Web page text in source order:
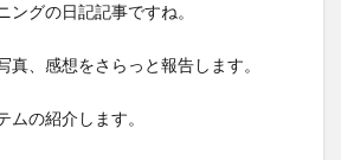
ングの日記記事ですね。
真、感想をさらっと報告します。
ムの紹介します。